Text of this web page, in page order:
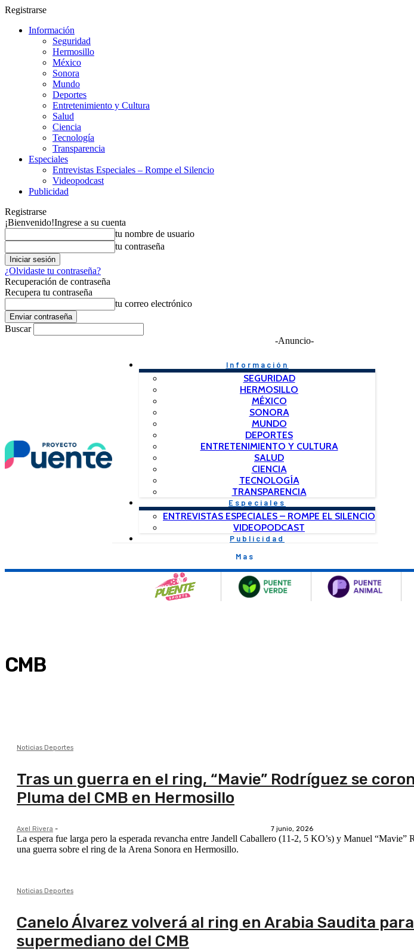
Registrarse
Información
Seguridad
Hermosillo
México
Sonora
Mundo
Deportes
Entretenimiento y Cultura
Salud
Ciencia
Tecnología
Transparencia
Especiales
Entrevistas Especiales – Rompe el Silencio
Videopodcast
Publicidad
Registrarse
¡Bienvenido!Ingrese a su cuenta
tu nombre de usuario
tu contraseña
¿Olvidaste tu contraseña?
Recuperación de contraseña
Recupera tu contraseña
tu correo electrónico
Buscar
-Anuncio-
Información
SEGURIDAD
HERMOSILLO
MÉXICO
SONORA
MUNDO
DEPORTES
ENTRETENIMIENTO Y CULTURA
SALUD
CIENCIA
TECNOLOGÍA
TRANSPARENCIA
Especiales
ENTREVISTAS ESPECIALES – ROMPE EL SILENCIO
VIDEOPODCAST
Publicidad
Mas
CMB
Noticias Deportes
Tras un guerra en el ring, “Mavie” Rodríguez se
Pluma del CMB en Hermosillo
Axel Rivera - 7 junio, 2026
La espera fue larga pero la esperada revancha entre Jandell Caballero (11-2, 5 KO’s) y Manuel
una guerra sobre el ring de la Arena Sonora en Hermosillo.
Noticias Deportes
Canelo Álvarez volverá al ring en Arabia Saudita
supermediano del CMB